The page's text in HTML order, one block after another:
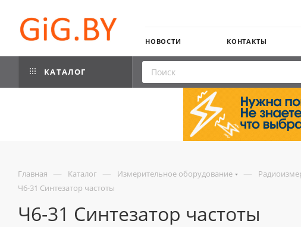
НОВОСТИ КОНТАКТЫ
КАТАЛОГ
Главная — Каталог — Измерительное оборудование —
Ч6-31 Cинтезатор частоты
Ч6-31 Cинтезатор частоты